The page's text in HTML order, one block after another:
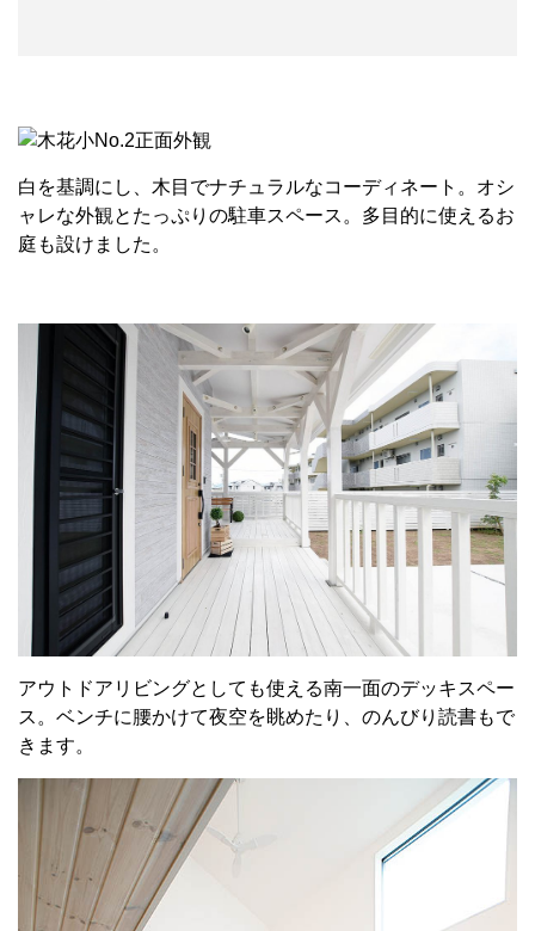
白を基調にし、木目でナチュラルなコーディネート。オシ
ャレな外観とたっぷりの駐車スペース。多目的に使えるお
庭も設けました。
アウトドアリビングとしても使える南一面のデッキスペー
ス。ベンチに腰かけて夜空を眺めたり、のんびり読書もで
きます。